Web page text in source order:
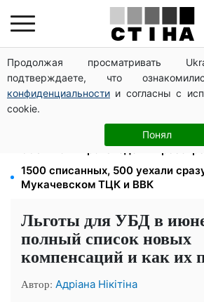
Продолжая просматривать
подтверждаете, что
конфиденциальности и согласны с
cookie.
Понял
100 000 грн за 18 месяцев:
ежемесячные выплаты
120 грн в день только на дорогу:
увольняются из-за тарифа 30 грн
113 млрд грн задолжали
830 тысяч производств в
1500 списанных, 500 уехали
Мукачевском ТЦК и ВВК
Льготы для УБД в
полный список новых
компенсаций и как их
Автор: Адріана Нікітіна